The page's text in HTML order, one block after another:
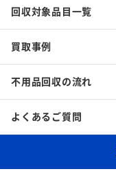
回収対象品目一覧
買取事例
不用品回収の流れ
よくあるご質問